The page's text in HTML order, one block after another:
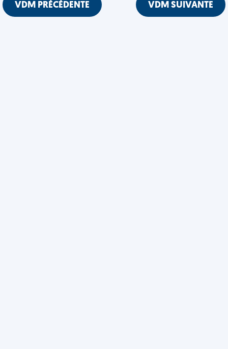
VDM PRÉCÉDENTE VDM SUIVANTE